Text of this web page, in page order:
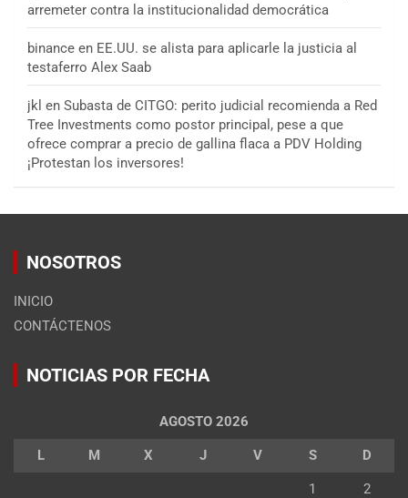
arremeter contra la institucionalidad democrática
binance en EE.UU. se alista para aplicarle la justicia al
testaferro Alex Saab
jkl en Subasta de CITGO: perito judicial recomienda a Red
Tree Investments como postor principal, pese a que
ofrece comprar a precio de gallina flaca a PDV Holding
¡Protestan los inversores!
NOSOTROS
INICIO
CONTÁCTENOS
NOTICIAS POR FECHA
AGOSTO 2026
L M X J V S D
1 2